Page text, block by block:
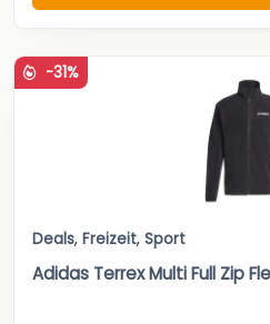
-31%
Deals, Freizeit, Sport
Adidas Terrex Multi Full Zip